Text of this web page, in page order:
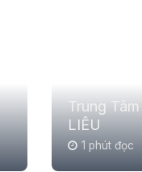
Trung
LIÊU
1 phút đọc